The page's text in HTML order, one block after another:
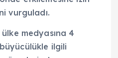
vurguladı.
medyasına 4
ilgili